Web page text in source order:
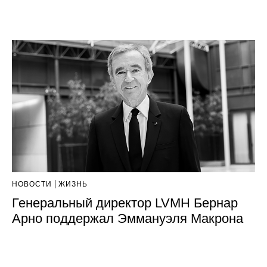
НОВОСТИ ЖИЗНЬ
Генеральный директор LVMH Бернар
Арно поддержал Эммануэля Макрона